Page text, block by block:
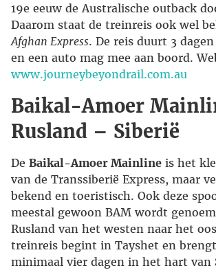
19e eeuw de Australische outback
Daarom staat de treinreis ook wel
Afghan Express. De reis duurt 3
en een auto mag mee aan boord.
www.journeybeyondrail.com.au
Baikal-Amoer
Rusland – Siberië
De Baikal-Amoer Mainline is het
van de Transsiberië Express, maar
bekend en toeristisch. Ook deze
meestal gewoon BAM wordt
Rusland van het westen naar het
treinreis begint in Tayshet en
minimaal vier dagen in het hart van